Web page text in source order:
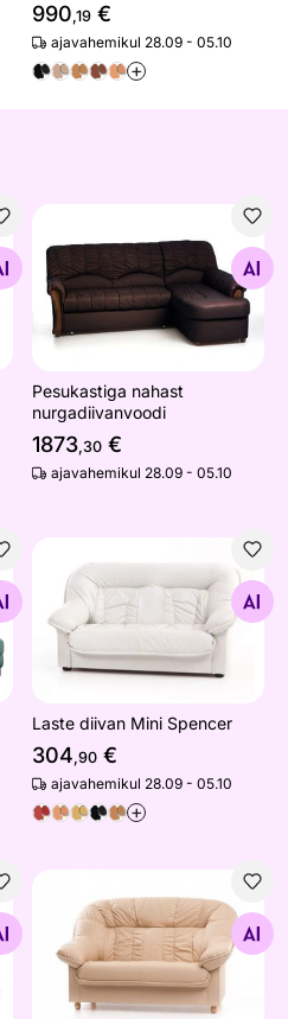
990,19 €
ajavahemikul 28.09 - 05.10
+
Pesukastiga nahast
Otsi sarnaseid
Pesukastiga nahast
nurgadiivanvoodi
1873,30 €
ajavahemikul 28.09 - 05.10
Laste diivan Mini Spencer
Otsi sarnaseid
Laste diivan Mini Spencer
304,90 €
ajavahemikul 28.09 - 05.10
+
2+1
Nahast 2-kohaline diivan
Otsi sarnaseid